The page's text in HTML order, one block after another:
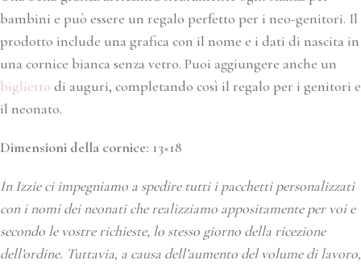
bambini e può essere un regalo perfetto per i neo-genitori. Il
prodotto include una grafica con il nome e i dati di nascita in
una cornice bianca senza vetro. Puoi aggiungere anche un
biglietto di auguri, completando così il regalo per i genitori e
il neonato.
Dimensioni della cornice: 13×18
In Izzie ci impegniamo a spedire tutti i pacchetti personalizzati
con i nomi dei neonati che realizziamo appositamente per voi e
secondo le vostre richieste, lo stesso giorno della ricezione
dell’ordine. Tuttavia, a causa dell’aumento del volume di lavoro,